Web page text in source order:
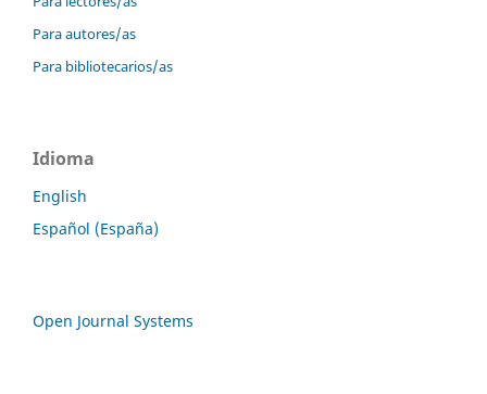
Para autores/as
Para bibliotecarios/as
Idioma
English
Español (España)
Open Journal Systems